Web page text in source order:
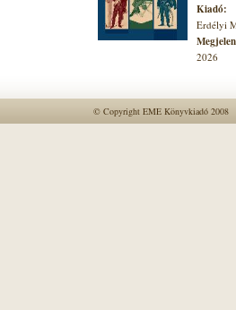
Kiadó:
Erdélyi
2026
© Copyright EME Könyvkiadó 2008